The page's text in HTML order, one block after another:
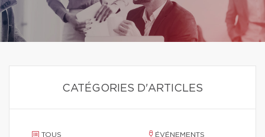
CATÉGORIES D'ARTICLES
TOUS ÉVÉNEMENTS